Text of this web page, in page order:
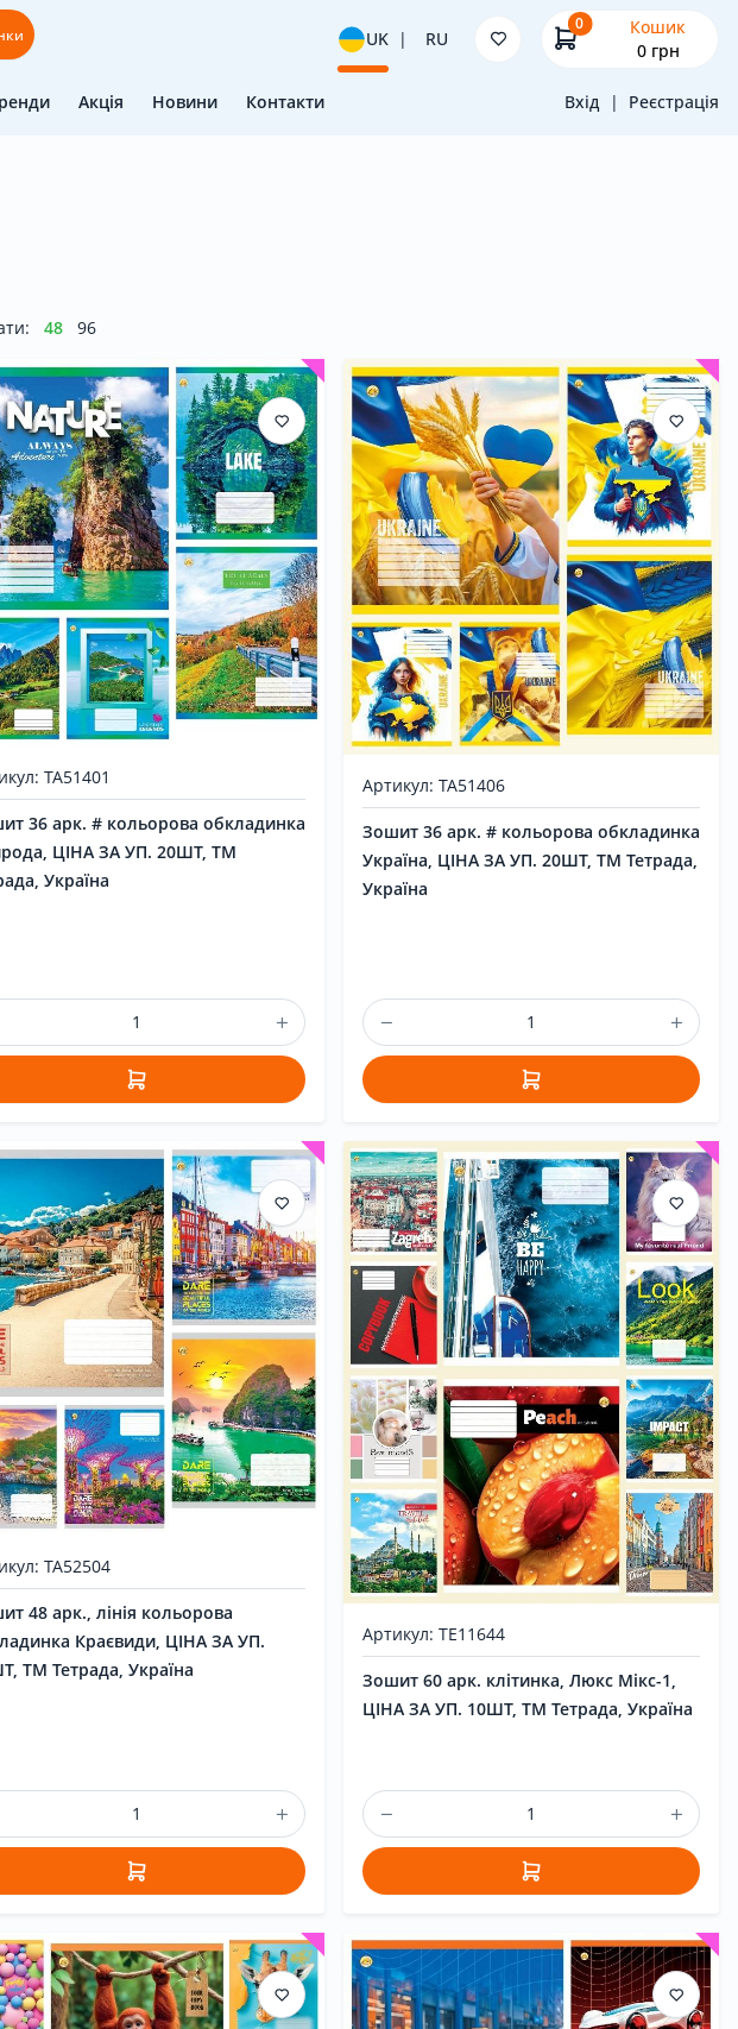
UK | RU
0
Кошик
0грн
Акція Новини Контакти Вхід | Реєстрація
Вхід | Реєстрація
48 96
ТА51401
36 арк. # кольорова обкладинка
ЦІНА ЗА УП. 20ШТ, ТМ
Україна
Артикул: ТА51406
Зошит 36 арк. # кольорова обкладинка
Україна, ЦІНА ЗА УП. 20ШТ, ТМ Тетрада,
Україна
ТА52504
48 арк., лінія кольорова
Краєвиди, ЦІНА ЗА УП.
ТМ Тетрада, Україна
Артикул: ТЕ11644
Зошит 60 арк. клітинка, Люкс Мікс-1,
ЦІНА ЗА УП. 10ШТ, ТМ Тетрада, Україна